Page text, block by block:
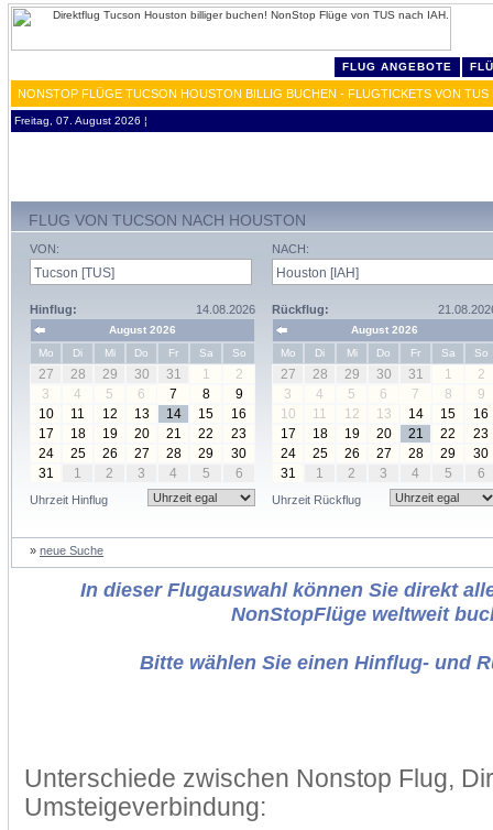
FLUG ANGEBOTE
NONSTOP FLÜGE TUCSON HOUSTON BILLIG BUCHEN - FLUGTICKETS VON TUS
Freitag, 07. August 2026 ¦
FLUG VON TUCSON NACH HOUSTON
VON:
Hinflug: 14.08.2026
August 2026
Mo
Di Mi Do Fr Sa So
27 28 29 30 31 1
2
3
4 5 6 7 8
9
10
11 12 13 14 15
16
17
18 19 20 21 22
23
24
25 26 27 28 29
30
31
1 2 3 4 5 6
Uhrzeit Hinflug
NACH:
Rückflug:
August 2026
Mo
Di Mi Do Fr Sa So
27 28 29 30 31 1
2
3
4 5 6 7 8
9
10
11 12 13 14 15
16
17
18 19 20 21 22
23
24
25 26 27 28 29
30
31
1 2 3 4 5 6
Uhrzeit Rückflug
» neue Suche
In dieser Flugauswahl können Sie direkt
NonStopFlüge weltweit
Bitte wählen Sie einen Hinflug- und
Unterschiede zwischen Nonstop Flug,
Umsteigeverbindung: